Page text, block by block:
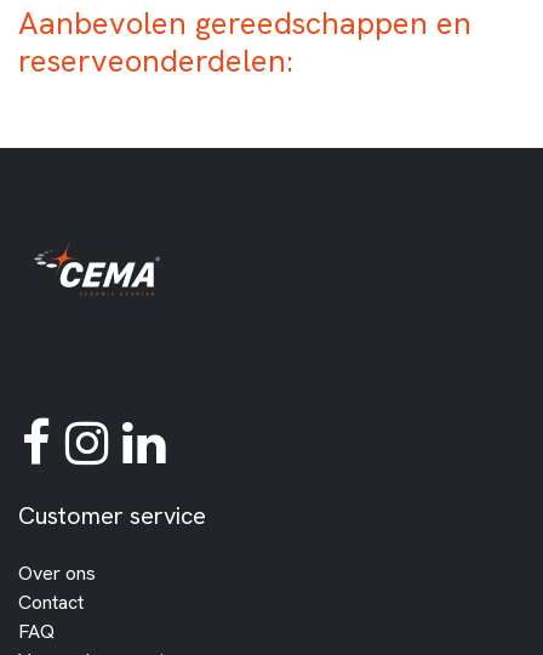
Aanbevolen gereedschappen en
reserveonderdelen:
Customer service
Over ons
Contact
FAQ